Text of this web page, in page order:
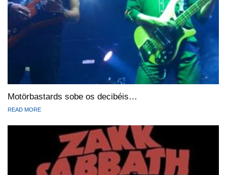
Motörbastards sobe os decibéis…
READ MORE